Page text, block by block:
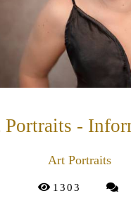
-
Art Portraits
1303